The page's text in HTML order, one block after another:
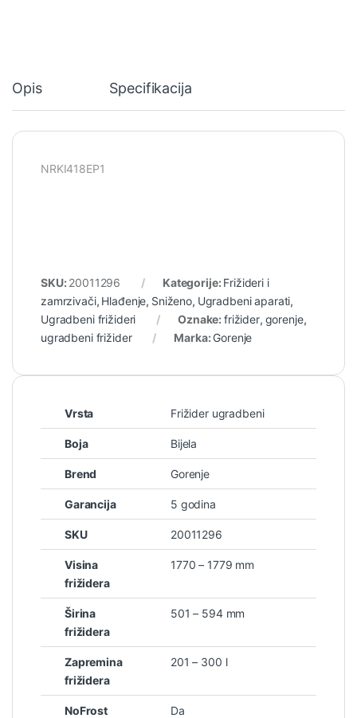
Opis Specifikacija
NRKI418EP1
SKU: 20011296 Kategorije: Frižideri i
zamrzivači, Hlađenje, Sniženo, Ugradbeni aparati,
Ugradbeni frižideri
Oznake: frižider, gorenje,
ugradbeni frižider
Marka: Gorenje
Vrsta Frižider ugradbeni
Boja Bijela
Brend Gorenje
Garancija 5 godina
SKU 20011296
Visina
frižidera
1770 – 1779 mm
Širina
frižidera
501 – 594 mm
Zapremina
frižidera
201 – 300 l
NoFrost Da